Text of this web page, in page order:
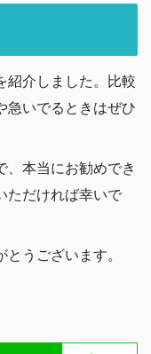
紹介しました。比較
急いでるときはぜひ
、本当にお勧めでき
ただければ幸いで
うございます。